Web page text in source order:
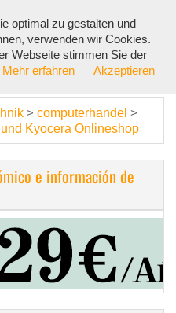
> computerhandel >
Kyocera Onlineshop
e información de
optimal zu gestalten und
verwenden wir Cookies.
Webseite stimmen Sie der
Mehr erfahren Akzeptieren